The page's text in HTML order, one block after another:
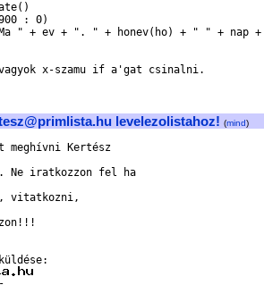
: 0)
" + ev + ". " + honev(ho) + " " + nap
x-szamu if a'gat csinalni.
levelezolistahoz! (mind)
meghívni Kertész
iratkozzon fel ha
vitatkozni,